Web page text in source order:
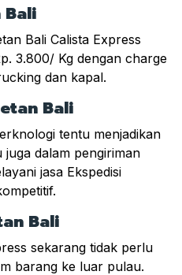
Bali
Bali Calista Express
3.800/ Kg dengan charge
dan kapal.
Bali
tentu menjadikan
dalam pengiriman
jasa Ekspedisi
Bali
sekarang tidak perlu
barang ke luar pulau.